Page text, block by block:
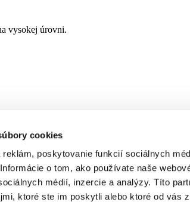
cookies
reklám, poskytovanie funkcií sociálnych
o tom, ako používate naše
médií, inzercie a analýzy. Títo
ktoré ste im poskytli alebo ktoré od vás
vysokej úrovni.